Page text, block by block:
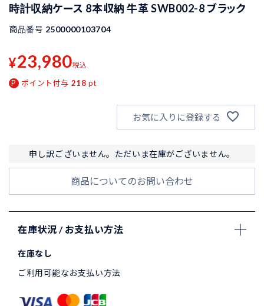
時計収納ケース 8本収納 牛革 SWB002-8 ブラック
商品番号 2500000103704
¥23,980税込
ポイント付与 218 pt
お気に入りに登録する
申し訳ございません。ただいま在庫がございません。
商品についてのお問い合わせ
在庫状況 / お支払い方法
在庫なし
ご利用可能なお支払い方法